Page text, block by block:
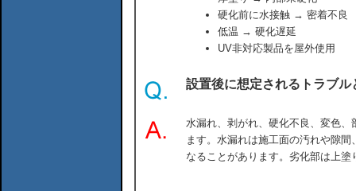
硬化前に水接触 → 密着不良
低温 → 硬化遅延
UV非対応製品を屋外使用
設置後に想定されるトラブル
水漏れ、剥がれ、硬化不良、変色
ます。水漏れは施工面の汚れや隙
なることがあります。劣化部は上